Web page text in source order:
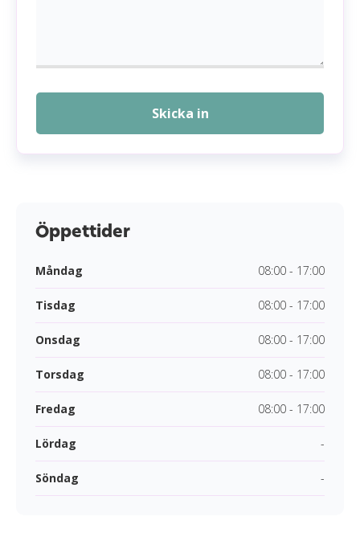
Skicka in
Öppettider
Måndag 08:00 - 17:00
Tisdag 08:00 - 17:00
Onsdag 08:00 - 17:00
Torsdag 08:00 - 17:00
Fredag 08:00 - 17:00
Lördag -
Söndag -